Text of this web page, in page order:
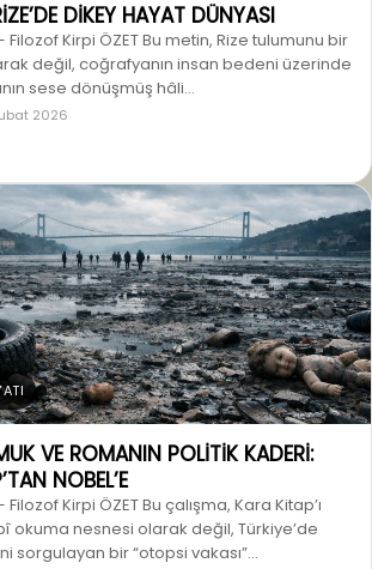
DİKEY HAYAT DÜNYASI
Kirpi ÖZET Bu metin, Rize tulumunu bir
değil, coğrafyanın insan bedeni üzerinde
sese dönüşmüş hâli…
2026
VE ROMANIN POLİTİK KADERİ:
NOBEL’E
Kirpi ÖZET Bu çalışma, Kara Kitap’ı
okuma nesnesi olarak değil, Türkiye’de
sorgulayan bir “otopsi vakası”…